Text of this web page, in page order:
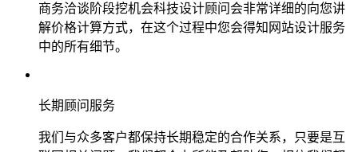
商务洽谈阶段挖机会科技设计顾问会非常详细的向您讲
解价格计算方式，在这个过程中您会得知网站设计服务
中的所有细节。
长期顾问服务
我们与众多客户都保持长期稳定的合作关系，只要是互